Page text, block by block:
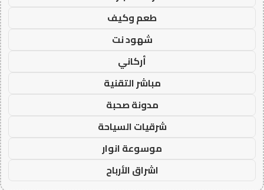
طعم وكيف
شهود نت
أركاني
مباشر التقنية
مدونة صحبة
شرقيات السياحة
موسوعة انوار
اشراق الأرباح